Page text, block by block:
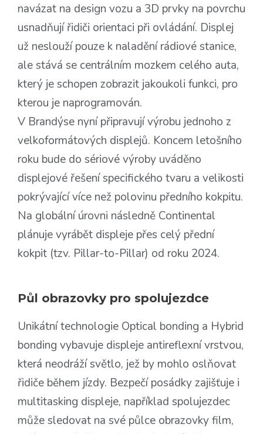
navázat na design vozu a 3D prvky na povrchu
usnadňují řidiči orientaci při ovládání. Displej
už neslouží pouze k naladění rádiové stanice,
ale stává se centrálním mozkem celého auta,
který je schopen zobrazit jakoukoli funkci, pro
kterou je naprogramován.
V Brandýse nyní připravují výrobu jednoho z
velkoformátových displejů. Koncem letošního
roku bude do sériové výroby uváděno
displejové řešení specifického tvaru a velikosti
pokrývající více než polovinu předního kokpitu.
Na globální úrovni následně Continental
plánuje vyrábět displeje přes celý přední
kokpit (tzv. Pillar-to-Pillar) od roku 2024.
Půl obrazovky pro spolujezdce
Unikátní technologie Optical bonding a Hybrid
bonding vybavuje displeje antireflexní vrstvou,
která neodráží světlo, jež by mohlo oslňovat
řidiče během jízdy. Bezpečí posádky zajišťuje i
multitasking displeje, například spolujezdec
může sledovat na své půlce obrazovky film,